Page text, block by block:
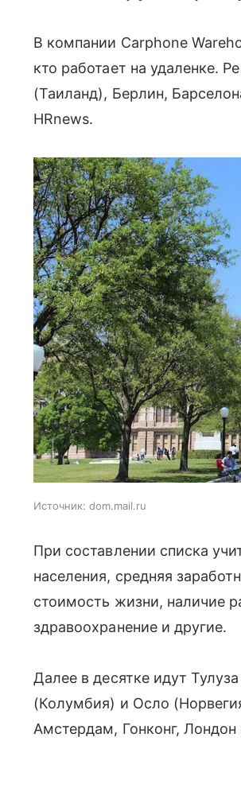
В компании Carphone
кто работает на удаленке.
(Таиланд), Берлин,
HRnews.
Источник: dom.mail.ru
При составлении списка
населения, средняя
стоимость жизни, наличие
здравоохранение и другие.
Далее в десятке идут
(Колумбия) и Осло
Амстердам, Гонконг,